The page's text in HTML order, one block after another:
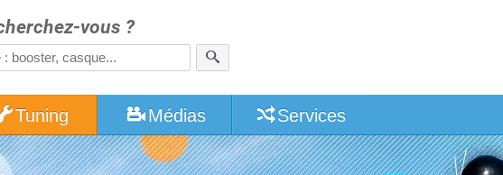
vous ?
Tuning Médias Services